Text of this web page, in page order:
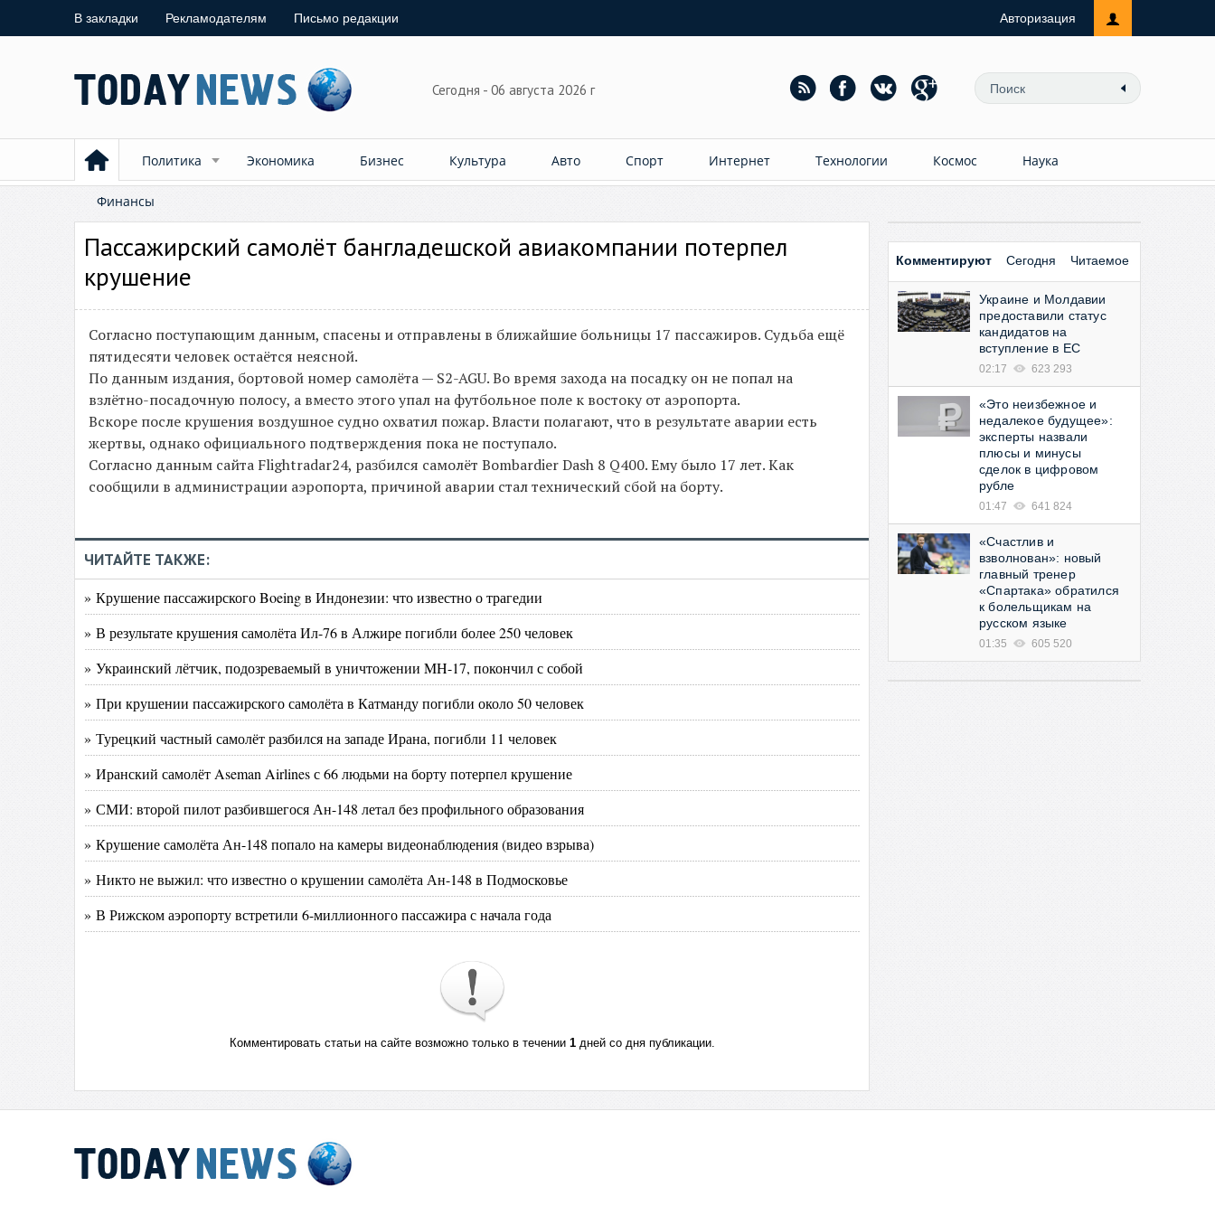
В закладки Рекламодателям Письмо редакции Авторизация
Сегодня - 06 августа 2026 г
Политика Экономика Бизнес Культура Авто Спорт Интернет Технологии Космос Наука
Финансы
Пассажирский самолёт бангладешской авиакомпании потерпел
крушение
Согласно поступающим данным, спасены и отправлены в ближайшие больницы 17 пассажиров. Судьба ещё
пятидесяти человек остаётся неясной.
По данным издания, бортовой номер самолёта — S2-AGU. Во время захода на посадку он не попал на
взлётно-посадочную полосу, а вместо этого упал на футбольное поле к востоку от аэропорта.
Вскоре после крушения воздушное судно охватил пожар. Власти полагают, что в результате аварии есть
жертвы, однако официального подтверждения пока не поступало.
Согласно данным сайта Flightradar24, разбился самолёт Bombardier Dash 8 Q400. Ему было 17 лет. Как
сообщили в администрации аэропорта, причиной аварии стал технический сбой на борту.
ЧИТАЙТЕ ТАКЖЕ:
» Крушение пассажирского Boeing в Индонезии: что известно о трагедии
» В результате крушения самолёта Ил-76 в Алжире погибли более 250 человек
» Украинский лётчик, подозреваемый в уничтожении MH-17, покончил с собой
» При крушении пассажирского самолёта в Катманду погибли около 50 человек
» Турецкий частный самолёт разбился на западе Ирана, погибли 11 человек
» Иранский самолёт Aseman Airlines с 66 людьми на борту потерпел крушение
» СМИ: второй пилот разбившегося Ан-148 летал без профильного образования
» Крушение самолёта Ан-148 попало на камеры видеонаблюдения (видео взрыва)
» Никто не выжил: что известно о крушении самолёта Ан-148 в Подмосковье
» В Рижском аэропорту встретили 6-миллионного пассажира с начала года
Комментировать статьи на сайте возможно только в течении 1дней со дня публикации.
Комментируют Сегодня Читаемое
Украине и Молдавии
предоставили статус
кандидатов на
вступление в ЕС
02:17 623 293
«Это неизбежное и
недалекое будущее»:
эксперты назвали
плюсы и минусы
сделок в цифровом
рубле
01:47 641 824
«Счастлив и
взволнован»: новый
главный тренер
«Спартака» обратился
к болельщикам на
русском языке
01:35 605 520